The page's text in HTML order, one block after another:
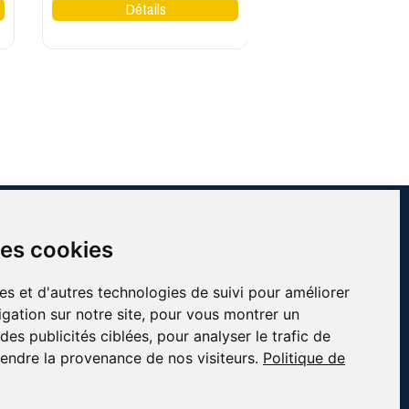
cookies
et d'autres technologies de suivi pour améliorer
sur notre site, pour vous montrer un
publicités ciblées, pour analyser le trafic de
la provenance de nos visiteurs. Politique de
INFORMATIONS
Contact
Blog & conseils
Livraison & retour
Mentions légales